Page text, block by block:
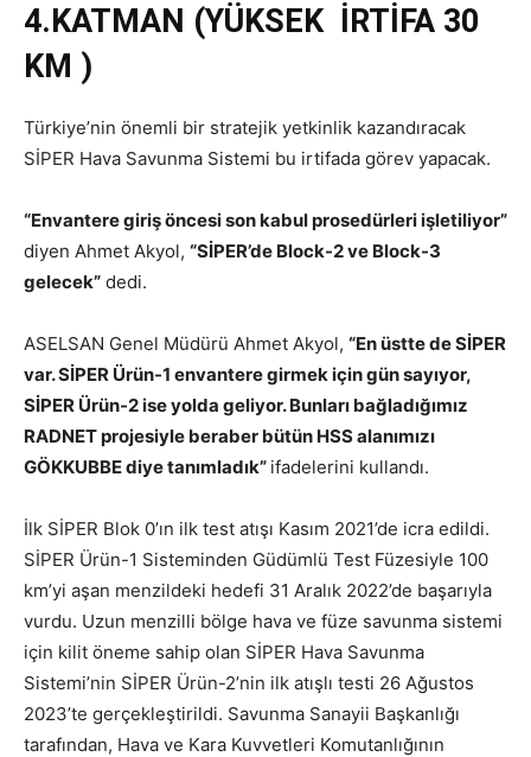
4.KATMAN (YÜKSEK İRTİFA 30
KM )
Türkiye’nin önemli bir stratejik yetkinlik kazandıracak
SİPER Hava Savunma Sistemi bu irtifada görev yapacak.
“Envantere giriş öncesi son kabul prosedürleri işletiliyor”
diyen Ahmet Akyol, “SİPER’de Block-2 ve Block-3
gelecek” dedi.
ASELSAN Genel Müdürü Ahmet Akyol, “En üstte de SİPER
var. SİPER Ürün-1 envantere girmek için gün sayıyor,
SİPER Ürün-2 ise yolda geliyor. Bunları bağladığımız
RADNET projesiyle beraber bütün HSS alanımızı
GÖKKUBBE diye tanımladık” ifadelerini kullandı.
İlk SİPER Blok 0’ın ilk test atışı Kasım 2021’de icra edildi.
SİPER Ürün-1 Sisteminden Güdümlü Test Füzesiyle 100
km’yi aşan menzildeki hedefi 31 Aralık 2022’de başarıyla
vurdu. Uzun menzilli bölge hava ve füze savunma sistemi
için kilit öneme sahip olan SİPER Hava Savunma
Sistemi’nin SİPER Ürün-2’nin ilk atışlı testi 26 Ağustos
2023’te gerçekleştirildi. Savunma Sanayii Başkanlığı
tarafından, Hava ve Kara Kuvvetleri Komutanlığının